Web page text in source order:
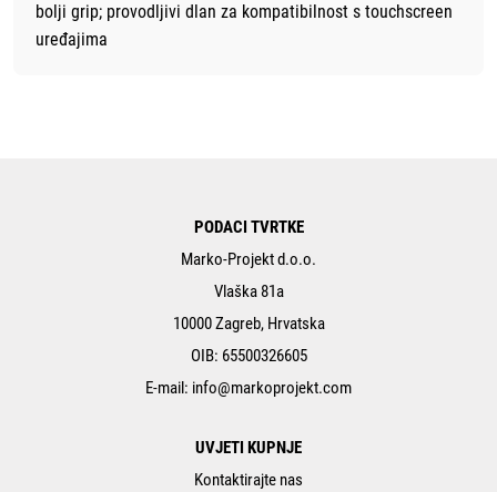
bolji grip; provodljivi dlan za kompatibilnost s touchscreen
uređajima
PODACI TVRTKE
Marko-Projekt d.o.o.
Vlaška 81a
10000 Zagreb, Hrvatska
OIB: 65500326605
E-mail: info@markoprojekt.com
UVJETI KUPNJE
Kontaktirajte nas